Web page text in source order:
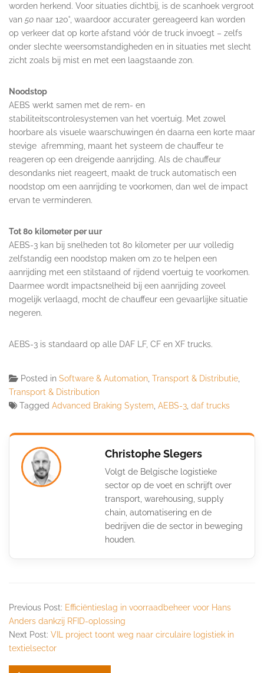
worden herkend. Voor situaties dichtbij, is de scanhoek vergroot
van 50 naar 120˚, waardoor accurater gereageerd kan worden
op verkeer dat op korte afstand vóór de truck invoegt – zelfs
onder slechte weersomstandigheden en in situaties met slecht
zicht zoals bij mist en met een laagstaande zon.
Noodstop
AEBS werkt samen met de rem- en
stabiliteitscontrolesystemen van het voertuig. Met zowel
hoorbare als visuele waarschuwingen én daarna een korte maar
stevige afremming, maant het systeem de chauffeur te
reageren op een dreigende aanrijding. Als de chauffeur
desondanks niet reageert, maakt de truck automatisch een
noodstop om een aanrijding te voorkomen, dan wel de impact
ervan te verminderen.
Tot 80 kilometer per uur
AEBS-3 kan bij snelheden tot 80 kilometer per uur volledig
zelfstandig een noodstop maken om zo te helpen een
aanrijding met een stilstaand of rijdend voertuig te voorkomen.
Daarmee wordt impactsnelheid bij een aanrijding zoveel
mogelijk verlaagd, mocht de chauffeur een gevaarlijke situatie
negeren.
AEBS-3 is standaard op alle DAF LF, CF en XF trucks.
Posted in Software & Automation Transport & Distributie
Transport & Distribution
Tagged Advanced Braking System AEBS-3 daf trucks
Christophe Slegers
Volgt de Belgische logistieke
sector op de voet en schrijft over
transport, warehousing, supply
chain, automatisering en de
bedrijven die de sector in beweging
houden.
Previous Post: Efficiëntieslag in voorraadbeheer voor Hans
Anders dankzij RFID-oplossing
Next Post: VIL project toont weg naar circulaire logistiek in
textielsector